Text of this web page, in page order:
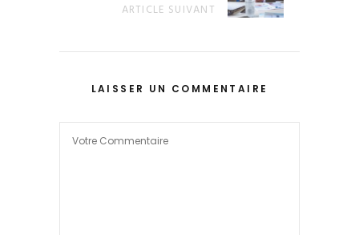
ARTICLE SUIVANT
LAISSER UN COMMENTAIRE